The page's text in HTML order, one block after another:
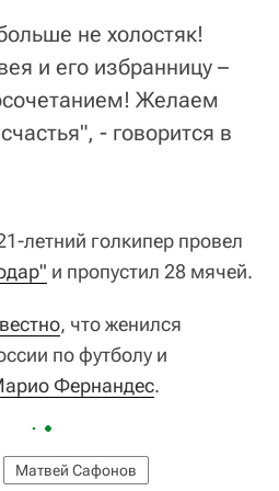
не холостяк!
и его избранницу –
Желаем
- говорится в
летний голкипер провел
и пропустил 28 мячей.
, что женился
по футболу и
Фернандес.
Матвей Сафонов